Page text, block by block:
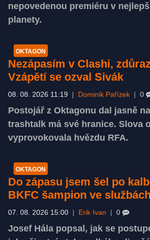
nepovedenou premiéru v
planety.
OKTAGON
Nezápasím v Clashi,
Vzápětí se ozval Sivák
08. 08. 2026 11:19 Dominik Pařízek 0
Postojář z Oktagonu dal jasně
trashtalk má své hranice. Slova
vyprovokovala hvězdu RFA.
OKTAGON
Do zápasu jsem šel po
BKFC šampion ve
07. 08. 2026 15:00 Erik Ivan 0
Josef Hála popsal, jak se